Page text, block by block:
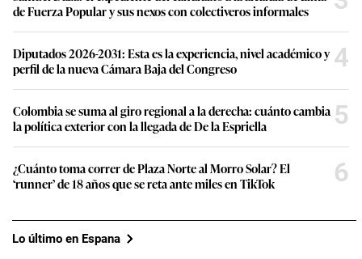
de Fuerza Popular y sus nexos con colectiveros informales
Diputados 2026-2031: Esta es la experiencia, nivel académico y
perfil de la nueva Cámara Baja del Congreso
4
Colombia se suma al giro regional a la derecha: cuánto cambia
la política exterior con la llegada de De la Espriella
5
¿Cuánto toma correr de Plaza Norte al Morro Solar? El
‘runner’ de 18 años que se reta ante miles en TikTok
6
Lo último en Espana